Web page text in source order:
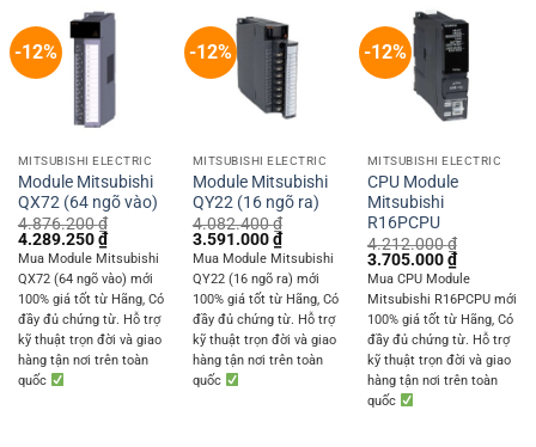
-12%
MITSUBISHI ELECTRIC
Module Mitsubishi
QX72 (64 ngõ vào)
4.876.200₫
Original
price
was:
4.876.200 ₫.
4.289.250₫Current
price
is:
4.289.250 ₫.
Mua Module Mitsubishi
QX72 (64 ngõ vào) mới
100% giá tốt từ Hãng, Có
đầy đủ chứng từ. Hỗ trợ
kỹ thuật trọn đời và giao
hàng tận nơi trên toàn
quốc
-12%
MITSUBISHI ELECTRIC
Module Mitsubishi
QY22 (16 ngõ ra)
4.082.400₫
Original
price
was:
4.082.400 ₫.
3.591.000₫Current
price
is:
3.591.000 ₫.
Mua Module Mitsubishi
QY22 (16 ngõ ra) mới
100% giá tốt từ Hãng, Có
đầy đủ chứng từ. Hỗ trợ
kỹ thuật trọn đời và giao
hàng tận nơi trên toàn
quốc
-12%
MITSUBISHI ELECTRIC
CPU Module
Mitsubishi
R16PCPU
4.212.000₫
Original
price
was:
4.212.000 ₫.
3.705.000₫Current
price
is:
3.705.000
Mua CPU Module
Mitsubishi R16PCPU mới
100% giá tốt từ Hãng, Có
đầy đủ chứng từ. Hỗ trợ
kỹ thuật trọn đời và giao
hàng tận nơi trên toàn
quốc